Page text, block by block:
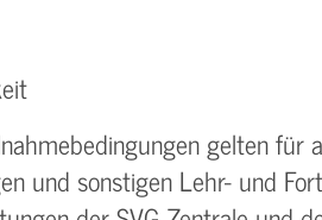
gelten für
und sonstigen Lehr- und